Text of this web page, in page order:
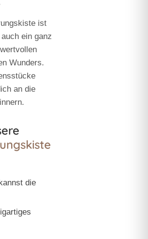
ist
ein ganz
Wunders.
an die
die